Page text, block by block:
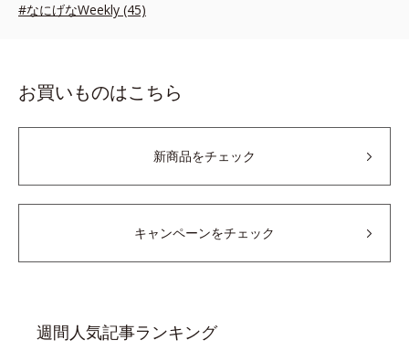
#なにげなWeekly (45)
お買いものはこちら
新商品をチェック
キャンペーンをチェック
週間人気記事ランキング